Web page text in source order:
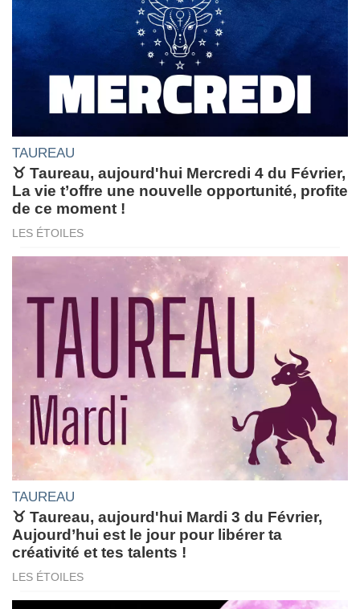
TAUREAU
♉ Taureau, aujourd'hui Mercredi 4 du Février,
La vie t’offre une nouvelle opportunité, profite
de ce moment !
LES ÉTOILES
TAUREAU
♉ Taureau, aujourd'hui Mardi 3 du Février,
Aujourd’hui est le jour pour libérer ta
créativité et tes talents !
LES ÉTOILES